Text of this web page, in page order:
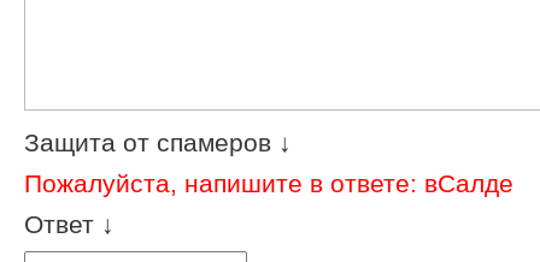
Защита от спамеров ↓
Пожалуйста, напишите в ответе: вСалде
Ответ ↓